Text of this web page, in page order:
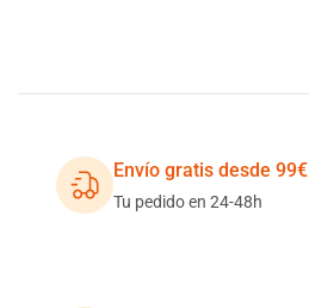
Envío gratis desde 99€
Tu pedido en 24-48h